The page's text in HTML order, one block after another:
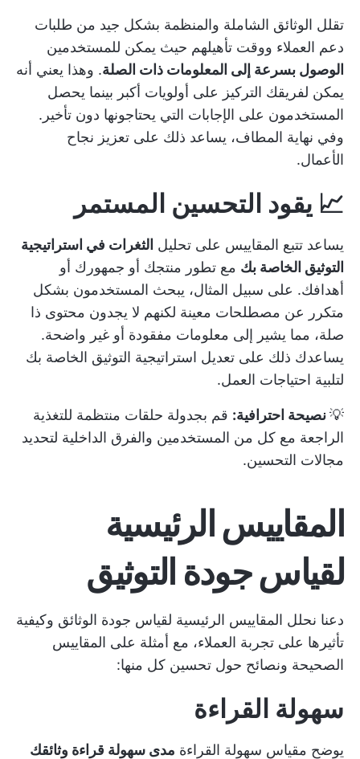
تقلل الوثائق الشاملة والمنظمة بشكل جيد من طلبات
دعم العملاء ووقت تأهيلهم حيث يمكن للمستخدمين
الوصول بسرعة إلى المعلومات ذات الصلة. وهذا يعني أنه
يمكن لفريقك التركيز على أولويات أكبر بينما يحصل
المستخدمون على الإجابات التي يحتاجونها دون تأخير.
وفي نهاية المطاف، يساعد ذلك على تعزيز نجاح
الأعمال.
📈 يقود التحسين المستمر
يساعد تتبع المقاييس على تحليل الثغرات في استراتيجية
التوثيق الخاصة بك مع تطور منتجك أو جمهورك أو
أهدافك. على سبيل المثال، يبحث المستخدمون بشكل
متكرر عن مصطلحات معينة لكنهم لا يجدون محتوى ذا
صلة، مما يشير إلى معلومات مفقودة أو غير واضحة.
يساعدك ذلك على تعديل استراتيجية التوثيق الخاصة بك
لتلبية احتياجات العمل.
💡نصيحة احترافية: قم بجدولة حلقات منتظمة للتغذية
الراجعة مع كل من المستخدمين والفرق الداخلية لتحديد
مجالات التحسين.
المقاييس الرئيسية
لقياس جودة التوثيق
دعنا نحلل المقاييس الرئيسية لقياس جودة الوثائق وكيفية
تأثيرها على تجربة العملاء، مع أمثلة على المقاييس
الصحيحة ونصائح حول تحسين كل منها:
سهولة القراءة
يوضح مقياس سهولة القراءة مدى سهولة قراءة وثائقك